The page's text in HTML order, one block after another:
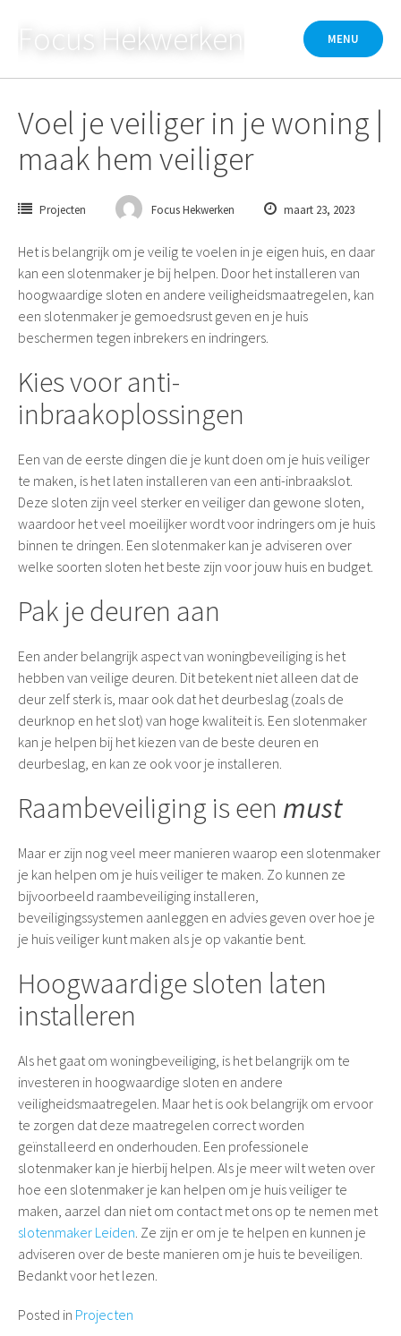
Focus Hekwerken MENU
Voel je veiliger in je woning |
maak hem veiliger
Projecten Focus Hekwerken maart 23, 2023
Het is belangrijk om je veilig te voelen in je eigen huis, en daar
kan een slotenmaker je bij helpen. Door het installeren van
hoogwaardige sloten en andere veiligheidsmaatregelen, kan
een slotenmaker je gemoedsrust geven en je huis
beschermen tegen inbrekers en indringers.
Kies voor anti-
inbraakoplossingen
Een van de eerste dingen die je kunt doen om je huis veiliger
te maken, is het laten installeren van een anti-inbraakslot.
Deze sloten zijn veel sterker en veiliger dan gewone sloten,
waardoor het veel moeilijker wordt voor indringers om je huis
binnen te dringen. Een slotenmaker kan je adviseren over
welke soorten sloten het beste zijn voor jouw huis en budget.
Pak je deuren aan
Een ander belangrijk aspect van woningbeveiliging is het
hebben van veilige deuren. Dit betekent niet alleen dat de
deur zelf sterk is, maar ook dat het deurbeslag (zoals de
deurknop en het slot) van hoge kwaliteit is. Een slotenmaker
kan je helpen bij het kiezen van de beste deuren en
deurbeslag, en kan ze ook voor je installeren.
Raambeveiliging is een must
Maar er zijn nog veel meer manieren waarop een slotenmaker
je kan helpen om je huis veiliger te maken. Zo kunnen ze
bijvoorbeeld raambeveiliging installeren,
beveiligingssystemen aanleggen en advies geven over hoe je
je huis veiliger kunt maken als je op vakantie bent.
Hoogwaardige sloten laten
installeren
Als het gaat om woningbeveiliging, is het belangrijk om te
investeren in hoogwaardige sloten en andere
veiligheidsmaatregelen. Maar het is ook belangrijk om ervoor
te zorgen dat deze maatregelen correct worden
geïnstalleerd en onderhouden. Een professionele
slotenmaker kan je hierbij helpen. Als je meer wilt weten over
hoe een slotenmaker je kan helpen om je huis veiliger te
maken, aarzel dan niet om contact met ons op te nemen met
slotenmaker Leiden. Ze zijn er om je te helpen en kunnen je
adviseren over de beste manieren om je huis te beveiligen.
Bedankt voor het lezen.
Posted in Projecten